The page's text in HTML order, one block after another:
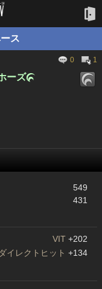
ス
0 1
ーズ
549
431
VIT +202
ダイレクトヒット +134